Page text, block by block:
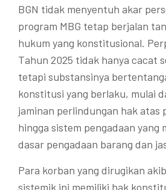
BGN tidak menyentuh akar
program MBG tetap berjalan
hukum yang konstitusional.
Tahun 2025 tidak hanya cacat
tetapi substansinya
konstitusi yang berlaku, mulai
jaminan perlindungan hak atas
hingga sistem pengadaan yang
dasar pengadaan barang dan
Para korban yang dirugikan
sistemik ini memiliki hak